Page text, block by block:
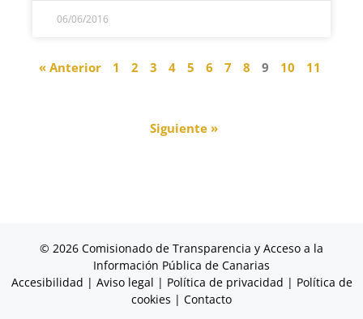
06/06/2016
« Anterior 1 2 3 4 5 6 7 8 9 10 11
Siguiente »
© 2026 Comisionado de Transparencia y Acceso a la
Información Pública de Canarias
Accesibilidad | Aviso legal | Política de privacidad | Política de
cookies | Contacto